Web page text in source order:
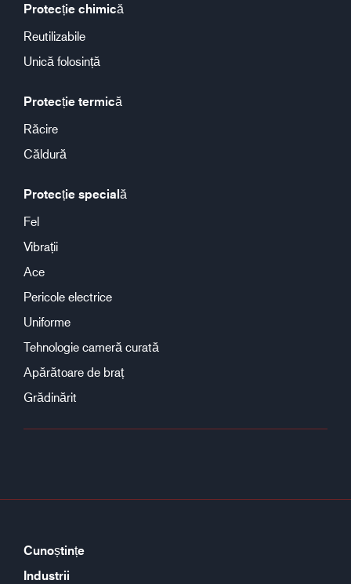
Protecție chimică
Reutilizabile
Unică folosință
Protecție termică
Răcire
Căldură
Protecție specială
Fel
Vibrații
Ace
Pericole electrice
Uniforme
Tehnologie cameră curată
Apărătoare de braț
Grădinărit
Cunoștințe
Industrii